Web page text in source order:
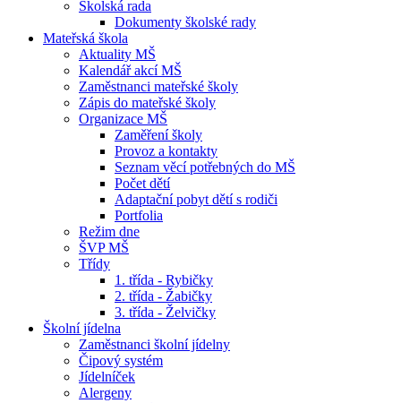
Školská rada
Dokumenty školské rady
Mateřská škola
Aktuality MŠ
Kalendář akcí MŠ
Zaměstnanci mateřské školy
Zápis do mateřské školy
Organizace MŠ
Zaměření školy
Provoz a kontakty
Seznam věcí potřebných do MŠ
Počet dětí
Adaptační pobyt dětí s rodiči
Portfolia
Režim dne
ŠVP MŠ
Třídy
1. třída - Rybičky
2. třída - Žabičky
3. třída - Želvičky
Školní jídelna
Zaměstnanci školní jídelny
Čipový systém
Jídelníček
Alergeny